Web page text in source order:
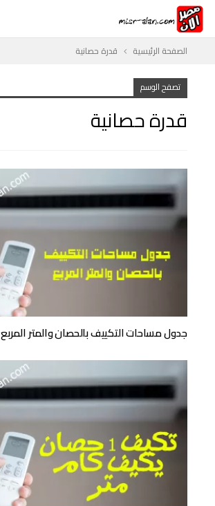
الصفحة الرئيسية قدرة حصانية
تصفح الوسم
قدرة حصانية
جدول مساحات التكييف بالحصان والمتر المربع